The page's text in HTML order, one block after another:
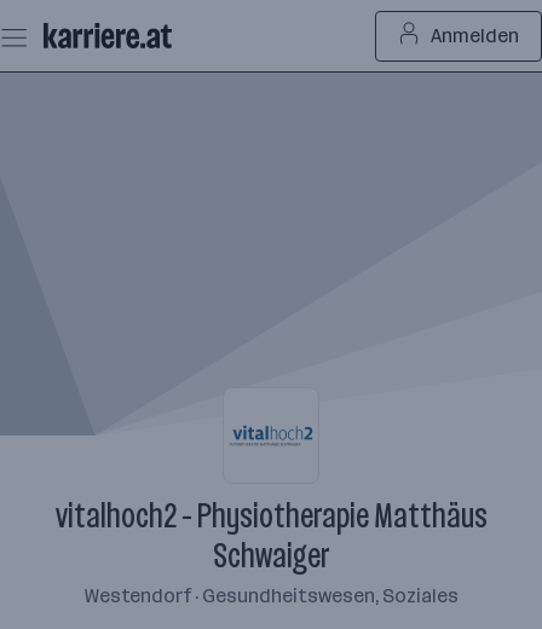
Seiteninhalt
springen
Anmelden
vitalhoch2 - Physiotherapie Matthäus
Schwaiger
Westendorf · Gesundheitswesen, Soziales